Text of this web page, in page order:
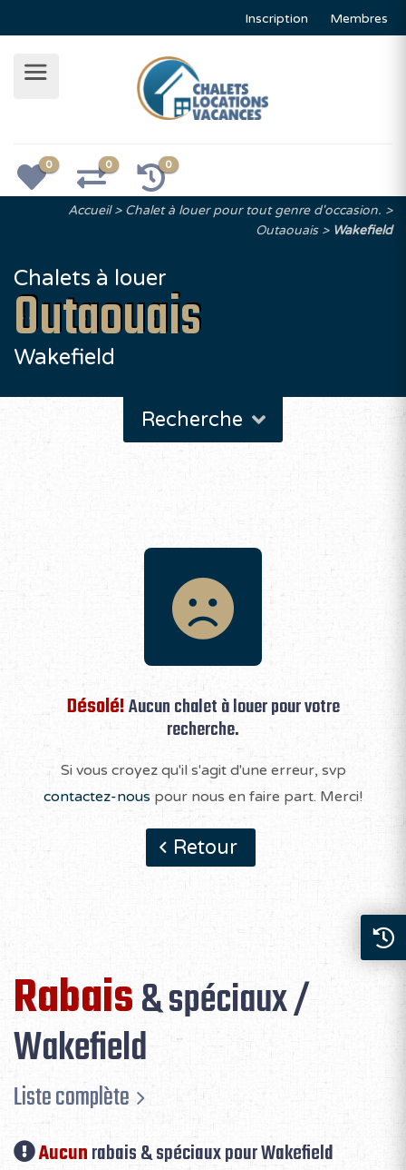
Inscription Membres
0 0 0
Accueil
Chalet à louer pour tout genre d'occasion.
Outaouais
Wakefield
Chalets à louer
Outaouais
Wakefield
Recherche
Désolé!Aucun chalet à louer pour votre
recherche.
Si vous croyez qu'il s'agit d'une erreur, svp
contactez-nous pour nous en faire part. Merci!
Retour
Rabais& spéciaux /
Wakefield
Liste complète
Aucunrabais & spéciaux pour Wakefield